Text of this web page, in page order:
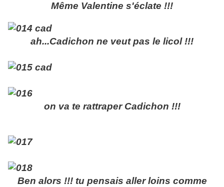
Même Valentine s'éclate !!!
ah...Cadichon ne veut pas le licol !!!
on va te rattraper Cadichon !!!
Ben alors !!! tu pensais aller loins comme